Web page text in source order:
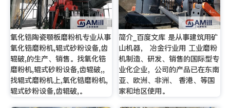
氧化锆陶瓷颚板磨粉机专业从事
氧化锆磨粉机,辊式砂粉设备,齿
辊破,的生产、销售。找氧化锆
磨粉机,辊式砂粉设备,齿辊破,,
找辊式磨粉机上,氧化锆磨粉机,
辊式砂粉设备,齿辊破,。
简介_百度文库 是从事建筑用矿
山机器， 冶金行业用 工业磨粉
机制造、研发、销售的国际型专
业化企业，公司的产品已在东南
亚、欧洲、非洲、 香港、等国
家和地区使用。